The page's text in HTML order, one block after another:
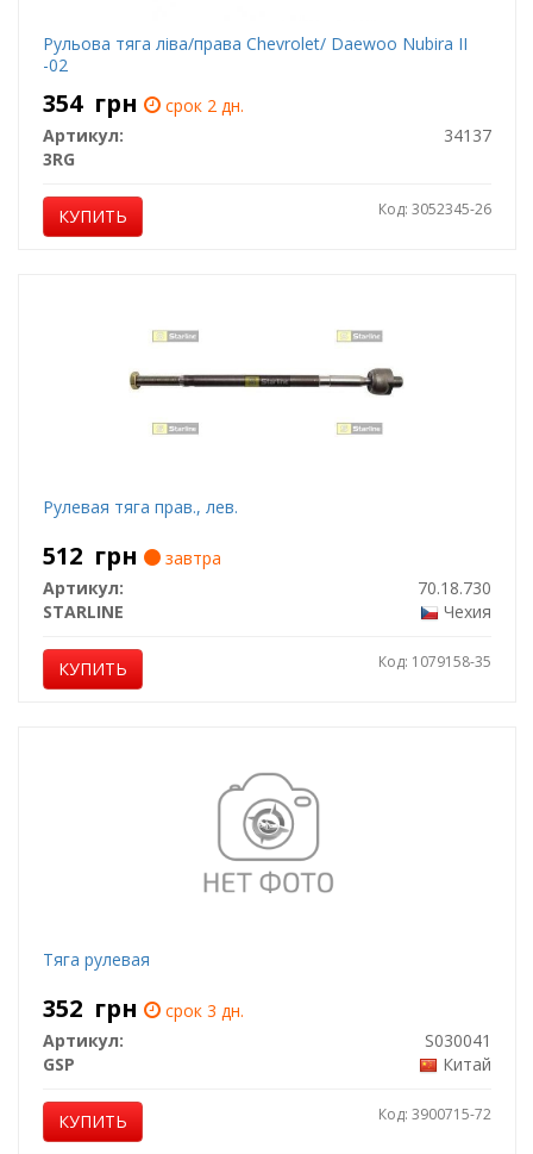
Рульова тяга ліва/права Chevrolet/ Daewoo Nubira II
-02
354 грн
срок 2 дн.
Артикул:
34137
3RG
КУПИТЬ Код: 3052345-26
Рулевая тяга прав., лев.
512 грн
завтра
Артикул:
70.18.730
STARLINE
Чехия
КУПИТЬ Код: 1079158-35
Тяга рулевая
352 грн
срок 3 дн.
Артикул:
S030041
GSP
Китай
КУПИТЬ Код: 3900715-72